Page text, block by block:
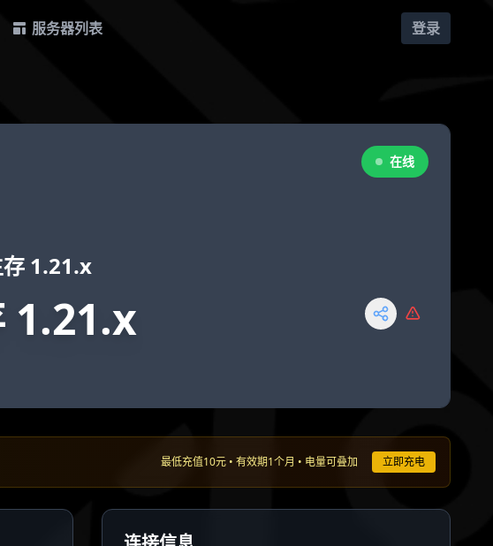
服务器列表 登录
1.21.x
在线
1.21.x
最低充值10元 • 有效期1个月 • 电量可叠加 立即充电